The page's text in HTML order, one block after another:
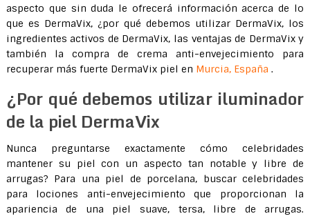
aspecto que sin duda le ofrecerá información acerca de lo
que es DermaVix, ¿por qué debemos utilizar DermaVix, los
ingredientes activos de DermaVix, las ventajas de DermaVix y
también la compra de crema anti-envejecimiento para
recuperar más fuerte DermaVix piel en Murcia, España .
¿Por qué debemos utilizar iluminador
de la piel DermaVix
Nunca preguntarse exactamente cómo celebridades
mantener su piel con un aspecto tan notable y libre de
arrugas? Para una piel de porcelana, buscar celebridades
para lociones anti-envejecimiento que proporcionan la
apariencia de una piel suave, tersa, libre de arrugas.